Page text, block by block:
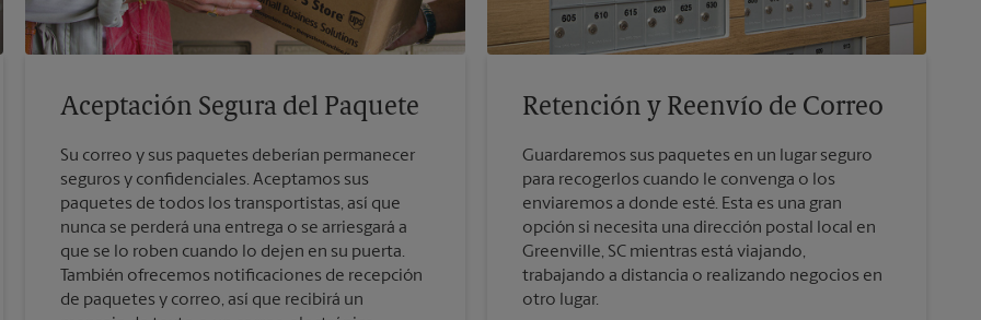
Aceptación Segura del Paquete
Su correo y sus paquetes deberían permanecer
seguros y confidenciales. Aceptamos sus
paquetes de todos los transportistas, así que
nunca se perderá una entrega o se arriesgará a
que se lo roben cuando lo dejen en su puerta.
También ofrecemos notificaciones de recepción
de paquetes y correo, así que recibirá un
Retención y Reenvío de Correo
Guardaremos sus paquetes en un lugar seguro
para recogerlos cuando le convenga o los
enviaremos a donde esté. Esta es una gran
opción si necesita una dirección postal local en
Greenville, SC mientras está viajando,
trabajando a distancia o realizando negocios en
otro lugar.